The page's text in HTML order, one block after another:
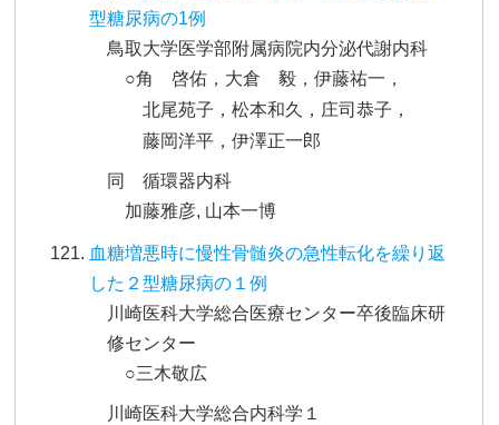
型糖尿病の1例
鳥取大学医学部附属病院内分泌代謝内科
○角 啓佑，大倉 毅，伊藤祐一，
北尾苑子，松本和久，庄司恭子，
藤岡洋平，伊澤正一郎
同 循環器内科
加藤雅彦, 山本一博
血糖増悪時に慢性骨髄炎の急性転化を繰り返
した２型糖尿病の１例
川崎医科大学総合医療センター卒後臨床研
修センター
○三木敬広
川崎医科大学総合内科学１